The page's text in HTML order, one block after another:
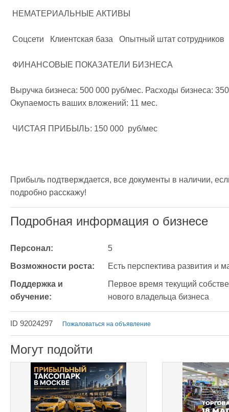
Выручка бизнеса: 500 000 руб/мес. Расходы бизнеса:
Окупаемость ваших вложений: 11 мес.
Прибыль подтверждается, все документы в наличии,
подробно расскажу!
Подробная информация о бизнесе
Персонал: 5
Возможности роста: Есть перспектива развития и
Поддержка и
обучение:
Первое время текущий
нового владельца бизнеса
ID 92024297 Пожаловаться на объявление
Могут подойти